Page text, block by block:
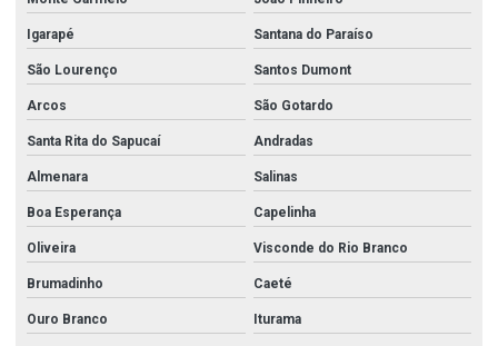
Perfil i aço inox
Perfil i aço inox preço
Perfil de inox
Perfil de inox quadrado
Perfil de inox u
Perfil u aço inox 304
Perfil u de aço inoxidavel
Perfil u dobrado inox
Perfil u dobrado inox 304
Igarapé Santana do Paraíso
São Lourenço Santos Dumont
Arcos São Gotardo
Santa Rita do Sapucaí Andradas
Almenara Salinas
Boa Esperança Capelinha
Oliveira Visconde do Rio Branco
Brumadinho Caeté
Ouro Branco Iturama